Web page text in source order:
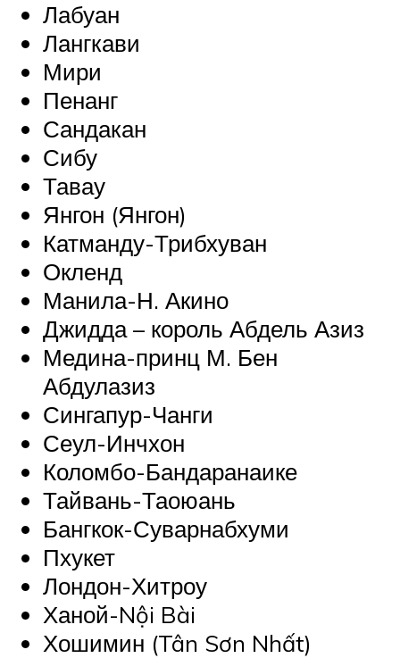
Лабуан
Лангкави
Мири
Пенанг
Сандакан
Сибу
Тавау
Янгон (Янгон)
Катманду-Трибхуван
Окленд
Манила-Н. Акино
Джидда – король Абдель Азиз
Медина-принц М. Бен
Абдулазиз
Сингапур-Чанги
Сеул-Инчхон
Коломбо-Бандаранаике
Тайвань-Таоюань
Бангкок-Суварнабхуми
Пхукет
Лондон-Хитроу
Ханой-Nội Bài
Хошимин (Tân Sơn Nhất)